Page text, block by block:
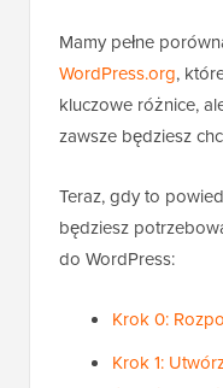
Mamy pełne
WordPress.org,
kluczowe różnice,
zawsze będziesz
Teraz, gdy to
będziesz
do WordPress:
Krok 0:
Krok 1: